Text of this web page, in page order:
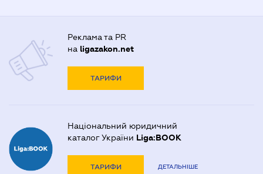
Реклама та PR
на ligazakon.net
ТАРИФИ
Національний юридичний
каталог України Liga:BOOK
ТАРИФИ ДЕТАЛЬНІШЕ